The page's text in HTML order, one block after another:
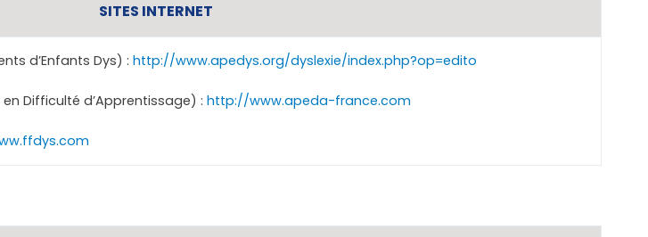
SITES INTERNET
d’Enfants Dys) :http://www.apedys.org/dyslexie/index.php?op=edito
en Difficulté d’Apprentissage) :http://www.apeda-france.com